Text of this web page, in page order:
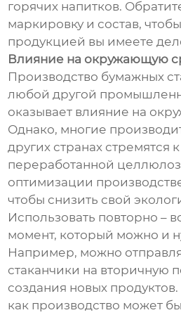
горячих напитков.
маркировку и состав,
продукцией вы имеете
Влияние на окружающую
Производство бумажных
любой другой
оказывает влияние на
Однако, многие
других странах стремятся
переработанной
оптимизации
чтобы снизить свой
Использовать повторно –
момент, который можно и
Например, можно
стаканчики на вторичную
создания новых
как производство может